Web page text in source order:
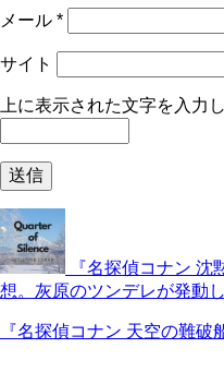
メール *
サイト
上に表示された文字を入力
『名探偵コナン
想。灰原のツンデレが発動
『名探偵コナン 天空の難破